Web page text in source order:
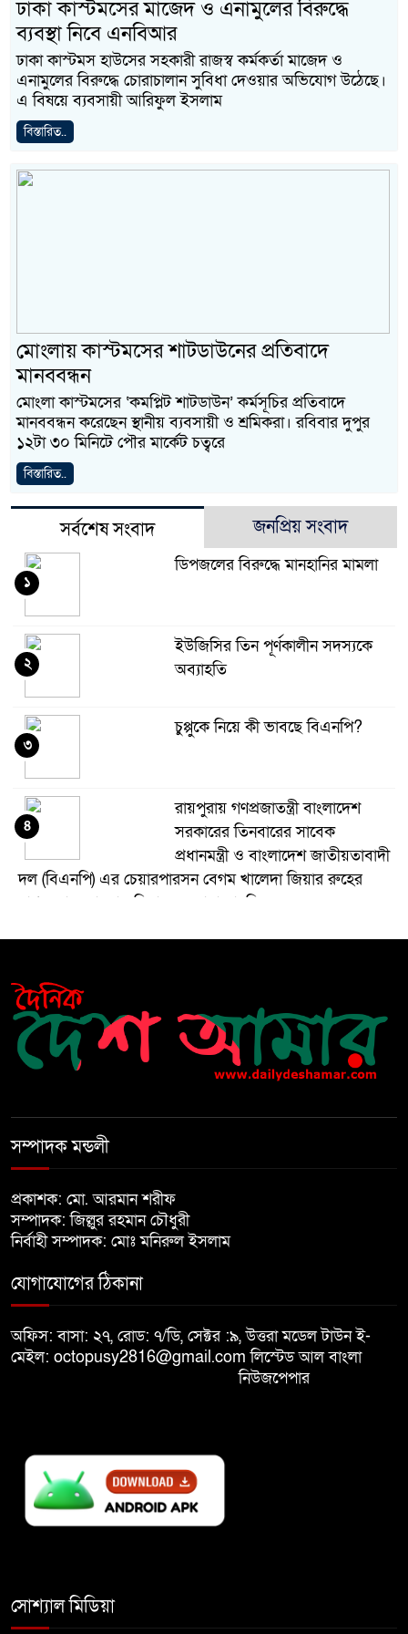
ঢাকা কাস্টমসের মাজেদ ও এনামুলের বিরুদ্ধে
ব্যবস্থা নিবে এনবিআর
ঢাকা কাস্টমস হাউসের সহকারী রাজস্ব কর্মকর্তা মাজেদ ও
এনামুলের বিরুদ্ধে চোরাচালান সুবিধা দেওয়ার অভিযোগ উঠেছে।
এ বিষয়ে ব্যবসায়ী আরিফুল ইসলাম
বিস্তারিত..
মোংলায় কাস্টমসের শাটডাউনের প্রতিবাদে
মানববন্ধন
মোংলা কাস্টমসের ‘কমপ্লিট শাটডাউন’ কর্মসূচির প্রতিবাদে
মানববন্ধন করেছেন স্থানীয় ব্যবসায়ী ও শ্রমিকরা। রবিবার দুপুর
১২টা ৩০ মিনিটে পৌর মার্কেট চত্বরে
বিস্তারিত..
সর্বশেষ সংবাদ জনপ্রিয় সংবাদ
ডিপজলের বিরুদ্ধে মানহানির মামলা
১
ইউজিসির তিন পূর্ণকালীন সদস্যকে
অব্যাহতি
২
চুপ্পুকে নিয়ে কী ভাবছে বিএনপি?
৩
রায়পুরায় গণপ্রজাতন্ত্রী বাংলাদেশ
সরকারের তিনবারের সাবেক
প্রধানমন্ত্রী ও বাংলাদেশ জাতীয়তাবাদী
দল (বিএনপি) এর চেয়ারপারসন বেগম খালেদা জিয়ার রুহের
মাগফেরাত কামনায় মিলাদ ও দোয়া মাহফিল
৪
নির্বাচনের আগেই ফিরতে মরিয়া
‘পলাতক শক্তি’
৬
খালেদা জিয়ার শারীরিক অবস্থা এখনো
অনিশ্চিত
৮
৯
বিজয় দিবসে দীঘিনালায় জামায়াতে
ইসলামীর বর্ণাঢ্য র‍্যালি
সম্পাদক মন্ডলী
প্রকাশক: মো. আরমান শরীফ
সম্পাদক: জিল্লুর রহমান চৌধুরী
নির্বাহী সম্পাদক: মোঃ মনিরুল ইসলাম
যোগাযোগের ঠিকানা
অফিস: বাসা: ২৭, রোড: ৭/ডি, সেক্টর :৯, উত্তরা মডেল টাউন ই-
মেইল: octopusy2816@gmail.comলিস্টেড আল বাংলা
নিউজপেপার
সোশ্যাল মিডিয়া